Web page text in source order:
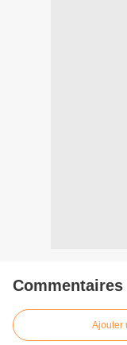
Commentaires
Ajouter